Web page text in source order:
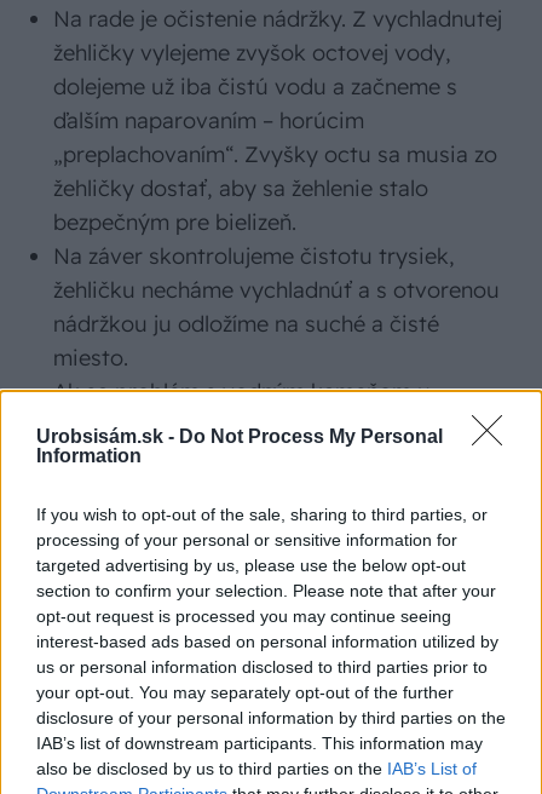
Urobsisám.sk - Do Not Process My Personal
Information
If you wish to opt-out of the sale, sharing to third parties, or
processing of your personal or sensitive information for
targeted advertising by us, please use the below opt-out
section to confirm your selection. Please note that after your
opt-out request is processed you may continue seeing
interest-based ads based on personal information utilized by
us or personal information disclosed to third parties prior to
your opt-out. You may separately opt-out of the further
disclosure of your personal information by third parties on the
IAB’s list of downstream participants. This information may
also be disclosed by us to third parties on the IAB’s List of
Na rade je očistenie nádržky. Z vychladnutej
žehličky vylejeme zvyšok octovej vody,
dolejeme už iba čistú vodu a začneme s
ďalším naparovaním – horúcim
„preplachovaním“. Zvyšky octu sa musia zo
žehličky dostať, aby sa žehlenie stalo
bezpečným pre bielizeň.
Na záver skontrolujeme čistotu trysiek,
žehličku necháme vychladnúť a s otvorenou
nádržkou ju odložíme na suché a čisté
miesto.
Ak sa problém s vodným kameňom u
žehličky opakuje pravidelne, stojí za zváženie
používať radšej demineralizovanú vodu
Ak máte pred domácimi postupmi rešpekt
alebo sa ukázali ako menej účinné, je dobré
vedieť, že na bežné problémy so žehličkou sú k
získaniu aj hotové čistiace prostriedky–
čističe na pripálené zvyšky a odvápňovacie
prípravky pre žehličky.